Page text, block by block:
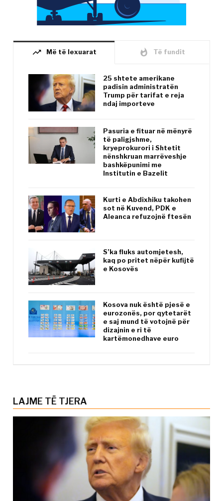
trending_up Më të lexuarat whatshot Të fundit
25 shtete amerikane
padisin administratën
Trump për tarifat e reja
ndaj importeve
Pasuria e fituar në mënyrë
të paligjshme,
kryeprokurori i Shtetit
nënshkruan marrëveshje
bashkëpunimi me
Institutin e Bazelit
Kurti e Abdixhiku takohen
sot në Kuvend, PDK e
Aleanca refuzojnë ftesën
S’ka fluks automjetesh,
kaq po pritet nëpër kufijtë
e Kosovës
Kosova nuk është pjesë e
eurozonës, por qytetarët
e saj mund të votojnë për
dizajnin e ri të
kartëmonedhave euro
LAJME TË TJERA